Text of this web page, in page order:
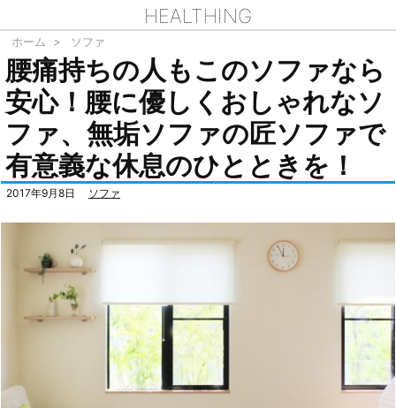
HEALTHING
ホーム > ソファ
腰痛持ちの人もこのソファなら
安心！腰に優しくおしゃれなソ
ファ、無垢ソファの匠ソファで
有意義な休息のひとときを！
2017年9月8日 ソファ